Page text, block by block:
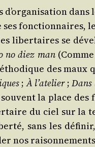
d’or­ga­ni­sa­tion
ses fonc­tion­naires,
liber­taires se
no diez man
des maux
;À l’a­te­lier;
la place
du ciel sur la
sans les
nos